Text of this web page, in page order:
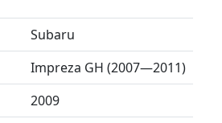
Subaru
Impreza GH (2007—2011)
2009